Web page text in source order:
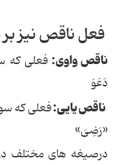
فعل ناقص نیز
ناقص واوی: فعلی که
دَعَوَ
ناقص یایی:فعلی که
«رَضِیَ»
درصیغه های مختلف